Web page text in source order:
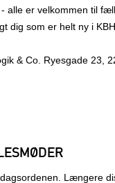
alle er velkommen til
dig som er helt ny i
& Co. Ryesgade 23,
Længere